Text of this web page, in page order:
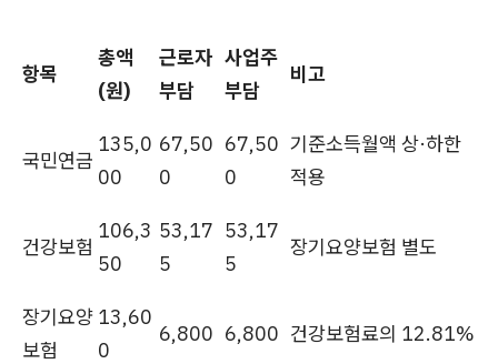
항목
총액
(원)
근로자
부담
사업주
부담
비고
국민연금
135,0
00
67,50
0
67,50
0
기준소득월액 상·하한
적용
건강보험
106,3
50
53,17
5
53,17
5
장기요양보험 별도
장기요양
보험
13,60
0
6,800 6,800 건강보험료의 12.81%